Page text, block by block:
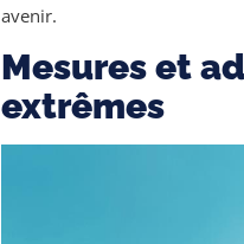
avenir.
Mesures et
extrêmes